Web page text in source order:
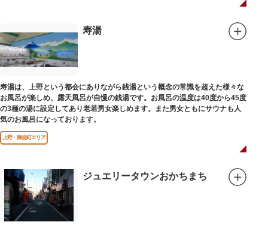
寿湯
寿湯は、上野という都会にありながら銭湯という概念の常識を超えた様々な
お風呂が楽しめ、露天風呂が自慢の銭湯です。お風呂の温度は40度から45度
の3種の湯に設定してあり老若男女楽しめます。また男女ともにサウナも人
気のお風呂になっております。
上野・御徒町エリア
ジュエリータウンおかちまち